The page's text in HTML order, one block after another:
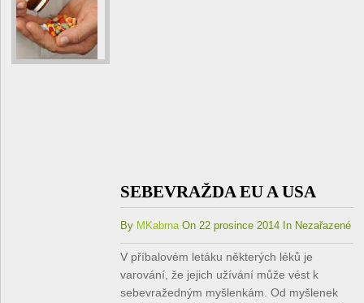
SEBEVRAŽDA EU A USA
By MKabrnaOn 22 prosince 2014 In Nezařazené
V příbalovém letáku některých léků je
varování, že jejich užívání může vést k
sebevražedným myšlenkám. Od myšlenek